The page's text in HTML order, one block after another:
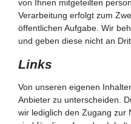
von Ihnen mitgeteilten
Verarbeitung erfolgt zum
öffentlichen Aufgabe. Wir
und geben diese nicht an
Links
Von unseren eigenen
Anbieter zu unterscheiden.
wir lediglich den Zugang zur